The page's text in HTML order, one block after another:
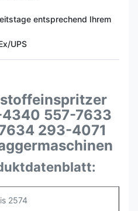
entsprechend Ihrem
UPS
557-7633
293-4071
2574